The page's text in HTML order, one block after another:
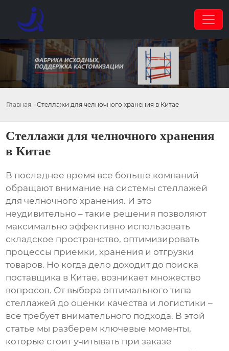
Главная - Стеллажи для челночного хранения в Китае
Стеллажи для челночного хранения
в Китае
В последнее время все больше компаний
обращают внимание на системы стеллажей
для челночного хранения. И это
неудивительно – такие решения позволяют
максимально эффективно использовать
складское пространство, оптимизировать
процессы приемки, хранения и отгрузки
товаров. Но когда дело доходит до поиска
поставщика в Китае, возникает множество
вопросов. От выбора оптимального типа
стеллажей до оценки качества и логистики –
все требует внимательного подхода. В этой
статье мы разберем ключевые моменты,
которые стоит учитывать при заказе